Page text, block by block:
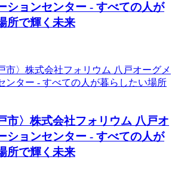
ションセンター - すべての人が
所で輝く未来
市〉株式会社フォリウム 八戸オ
ションセンター - すべての人が
所で輝く未来